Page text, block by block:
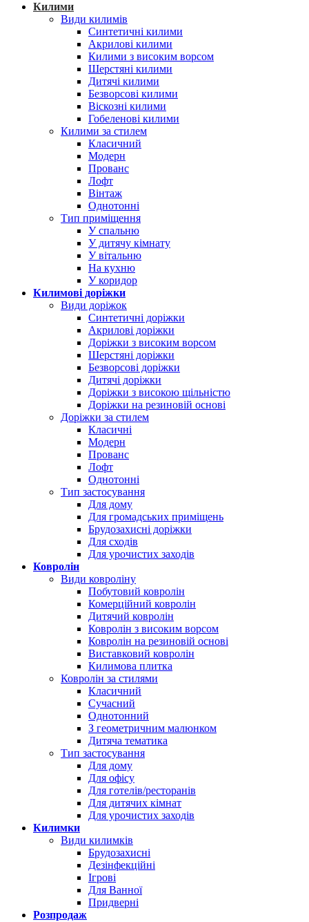
Килими
Види килимів
Синтетичні килими
Акрилові килими
Килими з високим ворсом
Шерстяні килими
Дитячі килими
Безворсові килими
Віскозні килими
Гобеленові килими
Килими за стилем
Класичний
Модерн
Прованс
Лофт
Вінтаж
Однотонні
Тип приміщення
У спальню
У дитячу кімнату
У вітальню
На кухню
У коридор
Килимові доріжки
Види доріжок
Синтетичні доріжки
Акрилові доріжки
Доріжки з високим ворсом
Шерстяні доріжки
Безворсові доріжки
Дитячі доріжки
Доріжки з високою щільністю
Доріжки на резиновій основі
Доріжки за стилем
Класичні
Модерн
Прованс
Лофт
Однотонні
Тип застосування
Для дому
Для громадських приміщень
Брудозахисні доріжки
Для сходів
Для урочистих заходів
Ковролін
Види ковроліну
Побутовий ковролін
Комерційний ковролін
Дитячий ковролін
Ковролін з високим ворсом
Ковролін на резиновій основі
Виставковий ковролін
Килимова плитка
Ковролін за стилями
Класичний
Сучасний
Однотонний
З геометричним малюнком
Дитяча тематика
Тип застосування
Для дому
Для офісу
Для готелів/ресторанів
Для дитячих кімнат
Для урочистих заходів
Килимки
Види килимків
Брудозахисні
Дезінфекційні
Ігрові
Для Ванної
Придверні
Розпродаж